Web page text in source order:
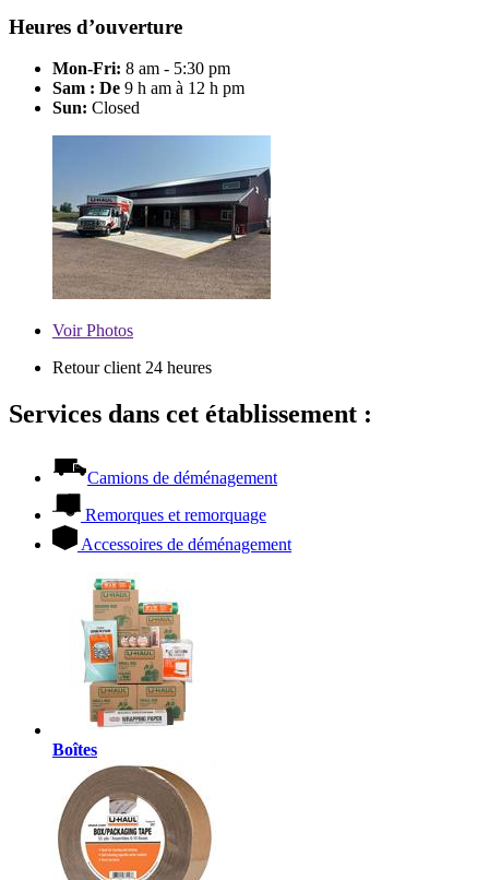
Heures d’ouverture
Mon-Fri: 8 am - 5:30 pm
Sam : De 9 h am à 12 h pm
Sun: Closed
VoirPhotos
Retour client 24 heures
Services dans cet établissement :
Camions de déménagement
Remorques et remorquage
Accessoires de déménagement
Boîtes